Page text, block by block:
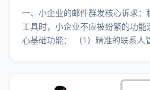
一、小企业的邮件群发核心诉求
工具时，小企业不应被纷繁的功
心基础功能： （1）精准的联系人
专业邮件？ （3）透明的数据管理